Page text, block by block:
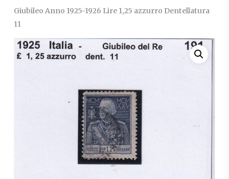
Giubileo Anno 1925-1926 Lire 1,25 azzurro Dentellatura
11